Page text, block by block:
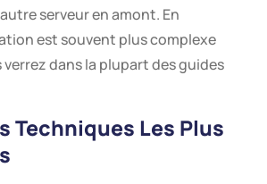
serveur en amont. En
est souvent plus complexe
verrez dans la plupart des guides
Techniques Les Plus